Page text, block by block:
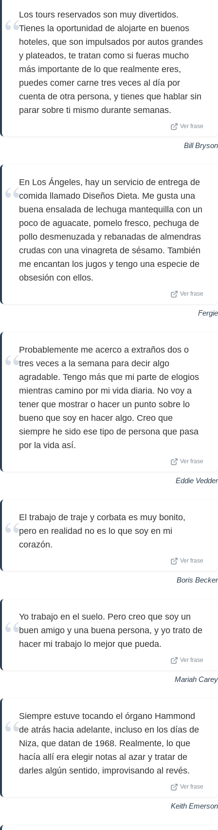
Los tours reservados son muy divertidos.
Tienes la oportunidad de alojarte en buenos
hoteles, que son impulsados por autos grandes
y plateados, te tratan como si fueras mucho
más importante de lo que realmente eres,
puedes comer carne tres veces al día por
cuenta de otra persona, y tienes que hablar sin
parar sobre ti mismo durante semanas.
Ver frase
Bill Bryson
En Los Ángeles, hay un servicio de entrega de
comida llamado Diseños Dieta. Me gusta una
buena ensalada de lechuga mantequilla con un
poco de aguacate, pomelo fresco, pechuga de
pollo desmenuzada y rebanadas de almendras
crudas con una vinagreta de sésamo. También
me encantan los jugos y tengo una especie de
obsesión con ellos.
Ver frase
Fergie
Probablemente me acerco a extraños dos o
tres veces a la semana para decir algo
agradable. Tengo más que mi parte de elogios
mientras camino por mi vida diaria. No voy a
tener que mostrar o hacer un punto sobre lo
bueno que soy en hacer algo. Creo que
siempre he sido ese tipo de persona que pasa
por la vida así.
Ver frase
Eddie Vedder
El trabajo de traje y corbata es muy bonito,
pero en realidad no es lo que soy en mi
corazón.
Ver frase
Boris Becker
Yo trabajo en el suelo. Pero creo que soy un
buen amigo y una buena persona, y yo trato de
hacer mi trabajo lo mejor que pueda.
Ver frase
Mariah Carey
Siempre estuve tocando el órgano Hammond
de atrás hacia adelante, incluso en los días de
Niza, que datan de 1968. Realmente, lo que
hacía allí era elegir notas al azar y tratar de
darles algún sentido, improvisando al revés.
Ver frase
Keith Emerson